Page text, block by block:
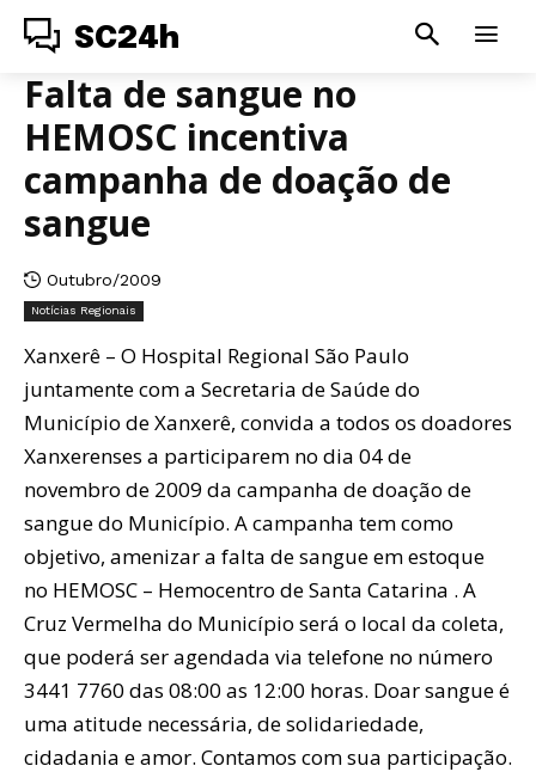
SC24h
Falta de sangue no
HEMOSC incentiva
campanha de doação de
sangue
Outubro/2009
Notícias Regionais
Xanxerê – O Hospital Regional São Paulo
juntamente com a Secretaria de Saúde do
Município de Xanxerê, convida a todos os doadores
Xanxerenses a participarem no dia 04 de
novembro de 2009 da campanha de doação de
sangue do Município. A campanha tem como
objetivo, amenizar a falta de sangue em estoque
no HEMOSC – Hemocentro de Santa Catarina . A
Cruz Vermelha do Município será o local da coleta,
que poderá ser agendada via telefone no número
3441 7760 das 08:00 as 12:00 horas. Doar sangue é
uma atitude necessária, de solidariedade,
cidadania e amor. Contamos com sua participação.